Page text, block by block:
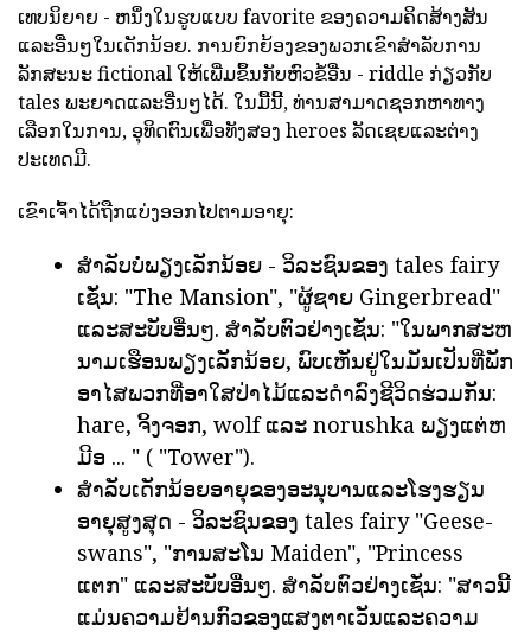
ເທບນິຍາຍ - ຫນຶ່ງໃນຮູບແບບ favorite ຂອງຄວາມຄິດສ້າງສັນ
ແລະອື່ນໆໃນເດັກນ້ອຍ. ການຍົກຍ້ອງຂອງພວກເຂົາສໍາລັບການ
ລັກສະນະ fictional ໃຫ້ເພີ່ມຂຶ້ນກັບຫົວຂໍ້ອື່ນ - riddle ກ່ຽວກັບ
tales ພະຍາດແລະອື່ນໆໄດ້. ໃນມື້ນີ້, ທ່ານສາມາດຊອກຫາທາງ
ເລືອກໃນການ, ອຸທິດຕົນເພື່ອທັງສອງ heroes ລັດເຊຍແລະຕ່າງ
ປະເທດມີ.
ເຂົາເຈົ້າໄດ້ຖືກແບ່ງອອກໄປຕາມອາຍຸ:
ສໍາລັບບໍ່ພຽງເລັກນ້ອຍ - ວິລະຊົນຂອງ tales fairy
ເຊັ່ນ: "The Mansion", "ຜູ້ຊາຍ Gingerbread"
ແລະສະບັບອື່ນໆ. ສໍາລັບຕົວຢ່າງເຊັ່ນ: "ໃນພາກສະຫ
ນາມເຮືອນພຽງເລັກນ້ອຍ, ພົບເຫັນຢູ່ໃນມັນເປັນທີ່ພັກ
ອາໄສພວກທີ່ອາໃສປ່າໄມ້ແລະດໍາລົງຊີວິດຮ່ວມກັນ:
hare, ຈິ້ງຈອກ, wolf ແລະ norushka ພຽງແຕ່ຫ
ມີອ ... " ( "Tower").
ສໍາລັບເດັກນ້ອຍອາຍຸຂອງອະນຸບານແລະໂຮງຮຽນ
ອາຍຸສູງສຸດ - ວິລະຊົນຂອງ tales fairy "Geese-
swans", "ການສະໂນ Maiden", "Princess
ແຕກ" ແລະສະບັບອື່ນໆ. ສໍາລັບຕົວຢ່າງເຊັ່ນ: "ສາວນີ້
ແມ່ນຄວາມຢ້ານກົວຂອງແສງຕາເວັນແລະຄວາມ